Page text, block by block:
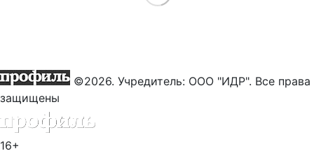
©2026. Учредитель: ООО "ИДР". Все права
защищены
16+